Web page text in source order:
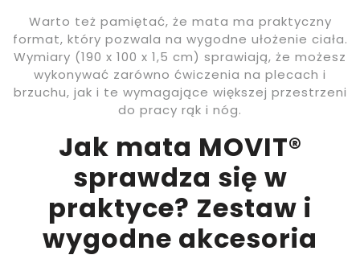
Warto też pamiętać, że mata ma praktyczny
format, który pozwala na wygodne ułożenie ciała.
Wymiary (190 x 100 x 1,5 cm) sprawiają, że możesz
wykonywać zarówno ćwiczenia na plecach i
brzuchu, jak i te wymagające większej przestrzeni
do pracy rąk i nóg.
Jak mata MOVIT®
sprawdza się w
praktyce? Zestaw i
wygodne akcesoria